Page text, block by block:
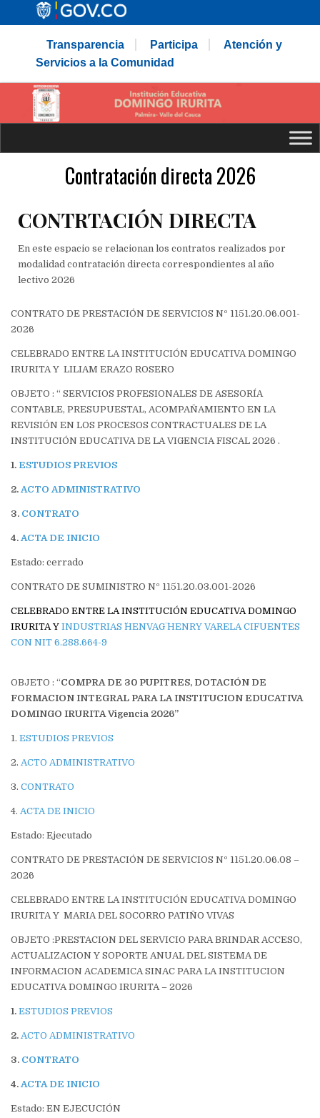
Transparencia Participa
Atención y
Servicios a la Comunidad
Contratación directa 2026
CONTRTACIÓN DIRECTA
En este espacio se relacionan los contratos realizados por
modalidad contratación directa correspondientes al año
lectivo 2026
CONTRATO DE PRESTACIÓN DE SERVICIOS Nº 1151.20.06.001-
2026
CELEBRADO ENTRE LA INSTITUCIÓN EDUCATIVA DOMINGO
IRURITA Y LILIAM ERAZO ROSERO
OBJETO : “ SERVICIOS PROFESIONALES DE ASESORÍA
CONTABLE, PRESUPUESTAL, ACOMPAÑAMIENTO EN LA
REVISIÓN EN LOS PROCESOS CONTRACTUALES DE LA
INSTITUCIÓN EDUCATIVA DE LA VIGENCIA FISCAL 2026 .
1. ESTUDIOS PREVIOS
2.ACTO ADMINISTRATIVO
3. CONTRATO
4.ACTA DE INICIO
Estado: cerrado
CONTRATO DE SUMINISTRO Nº 1151.20.03.001-2026
CELEBRADO ENTRE LA INSTITUCIÓN EDUCATIVA DOMINGO
IRURITA Y INDUSTRIAS ¨HENVAG¨ HENRY VARELA CIFUENTES
CON NIT 6.288.664-9
OBJETO : “COMPRA DE 30 PUPITRES, DOTACIÓN DE
FORMACION INTEGRAL PARA LA INSTITUCION EDUCATIVA
DOMINGO IRURITA Vigencia 2026”
1. ESTUDIOS PREVIOS
2. ACTO ADMINISTRATIVO
3. CONTRATO
4. ACTA DE INICIO
Estado: Ejecutado
CONTRATO DE PRESTACIÓN DE SERVICIOS Nº 1151.20.06.08 –
2026
CELEBRADO ENTRE LA INSTITUCIÓN EDUCATIVA DOMINGO
IRURITA Y MARIA DEL SOCORRO PATIÑO VIVAS
OBJETO :PRESTACION DEL SERVICIO PARA BRINDAR ACCESO,
ACTUALIZACION Y SOPORTE ANUAL DEL SISTEMA DE
INFORMACION ACADEMICA SINAC PARA LA INSTITUCION
EDUCATIVA DOMINGO IRURITA – 2026
1. ESTUDIOS PREVIOS
2. ACTO ADMINISTRATIVO
3. CONTRATO
4.ACTA DE INICIO
Estado: EN EJECUCIÓN